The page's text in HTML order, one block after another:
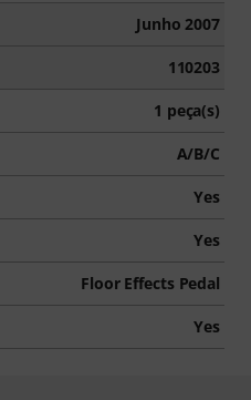
Junho 2007
110203
1 peça(s)
A/B/C
Yes
Yes
Floor Effects Pedal
Yes